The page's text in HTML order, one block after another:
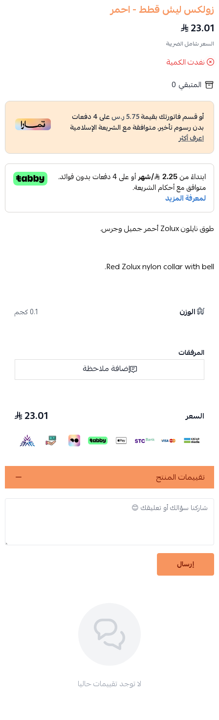
زولكس ليش قطط - احمر
23.01
السعر شامل الضريبة
نفدت الكمية
المتبقي 0
أو قسم فاتورتك بقيمة5.75 ر.س على4دفعات
بدون رسوم تأخير، متوافقة مع الشريعة الإسلامية
اعرف أكثر
طوق نايلون Zolux أحمر جميل وجرس.
Red Zolux nylon collar with bell.
الوزن 0.1 كجم
المرفقات
إضافة ملاحظة
السعر 23.01
تقييمات المنتج
إرسال
لا توجد تقييمات حاليا